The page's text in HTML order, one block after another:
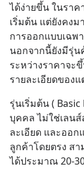
ได้ง่ายขึ้น ในราค
เริ่มต้น แต่ยังคง
การออกแบบเฉพ
นอกจากนี้ยังมีรุ่น
ระหว่างราคาจะ
รายละเอียดของ
รุ่นเริ่มต้น (
บุคคล ไม่ใช่เลนส์
ละเอียด และออ
ลูกค้าโดยตรง สา
ได้ประมาณ 20-